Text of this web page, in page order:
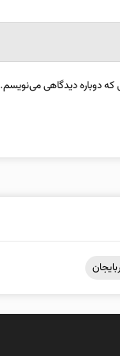
که دوباره دیدگاهی می‌نویسم.